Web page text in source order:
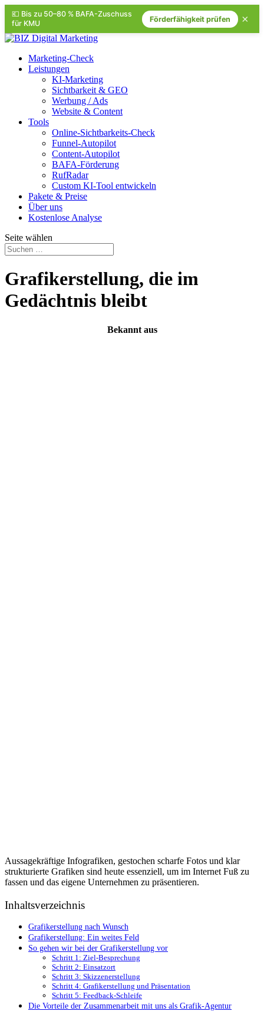
💶 Bis zu 50–80 % BAFA-Zuschuss
für KMU
Förderfähigkeit prüfen ×
Marketing-Check
Leistungen
KI-Marketing
Sichtbarkeit & GEO
Werbung / Ads
Website & Content
Tools
Online-Sichtbarkeits-Check
Funnel-Autopilot
Content-Autopilot
BAFA-Förderung
RufRadar
Custom KI-Tool entwickeln
Pakete & Preise
Über uns
Kostenlose Analyse
Seite wählen
Grafikerstellung, die im
Gedächtnis bleibt
Bekannt aus
Aussagekräftige Infografiken, gestochen scharfe Fotos und klar
strukturierte Grafiken sind heute essenziell, um im Internet Fuß zu
fassen und das eigene Unternehmen zu präsentieren.
Inhaltsverzeichnis
Grafikerstellung nach Wunsch
Grafikerstellung: Ein weites Feld
So gehen wir bei der Grafikerstellung vor
Schritt 1: Ziel-Besprechung
Schritt 2: Einsatzort
Schritt 3: Skizzenerstellung
Schritt 4: Grafikerstellung und Präsentation
Schritt 5: Feedback-Schleife
Die Vorteile der Zusammenarbeit mit uns als Grafik-Agentur